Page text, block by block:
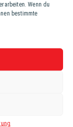
Wenn du
bestimmte
und